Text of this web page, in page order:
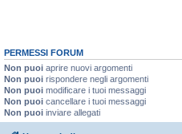
PERMESSI FORUM
Non puoi aprire nuovi argomenti
Non puoi rispondere negli argomenti
Non puoi modificare i tuoi messaggi
Non puoi cancellare i tuoi messaggi
Non puoi inviare allegati